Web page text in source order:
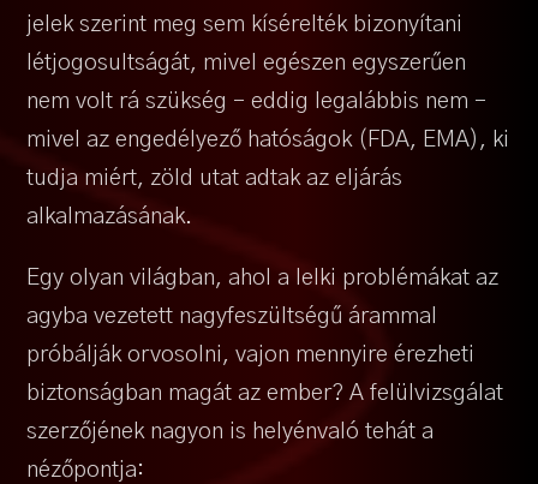
jelek szerint meg sem kísérelték bizonyítani
létjogosultságát, mivel egészen egyszerűen
nem volt rá szükség – eddig legalábbis nem –
mivel az engedélyező hatóságok (FDA, EMA), ki
tudja miért, zöld utat adtak az eljárás
alkalmazásának.
Egy olyan világban, ahol a lelki problémákat az
agyba vezetett nagyfeszültségű árammal
próbálják orvosolni, vajon mennyire érezheti
biztonságban magát az ember? A felülvizsgálat
szerzőjének nagyon is helyénvaló tehát a
nézőpontja: